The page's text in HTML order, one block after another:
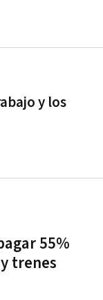
y los
55%
trenes